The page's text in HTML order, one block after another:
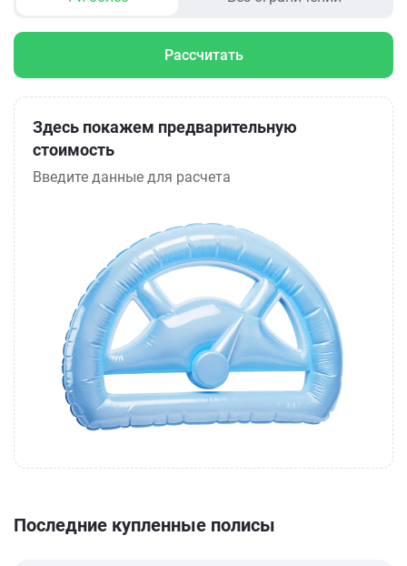
Рассчитать
Здесь покажем предварительную
стоимость
Введите данные для расчета
Последние купленные полисы